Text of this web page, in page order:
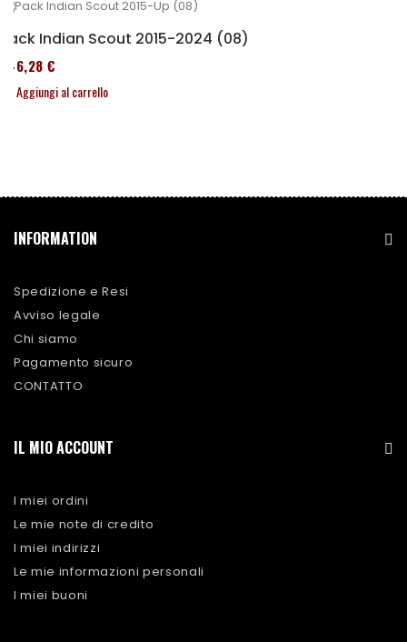
Pack Indian Scout 2015-2024 (08)
246,28 €
Aggiungi al carrello
INFORMATION
Spedizione e Resi
Avviso legale
Chi siamo
Pagamento sicuro
CONTATTO
IL MIO ACCOUNT
I miei ordini
Le mie note di credito
I miei indirizzi
Le mie informazioni personali
I miei buoni